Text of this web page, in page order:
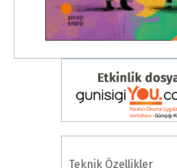
Teknik Özellikler